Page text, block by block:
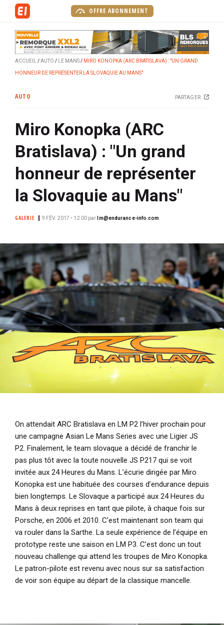
a
l
OFFRE ABONNEMENT
ACCUEIL AUTO LE MANS MIRO KONOPKA (ARC BRATISLAVA) : "UN GRAND
HONNEUR DE REPRÉSENTER LA SLOVAQUIE AU MANS"
AUTO PARTAGER
Miro Konopka (ARC
Bratislava) : "Un grand
honneur de représenter
la Slovaquie au Mans"
GALERIE 9 FÉV. 2017 • 12:00 par lm@endurance-info.com
On attendait ARC Bratislava en LM P2 l’hiver prochain pour
une campagne Asian Le Mans Series avec une Ligier JS
P2. Finalement, le team slovaque a décidé de franchir le
pas plus tôt avec la toute nouvelle JS P217 qui se voit
invitée aux 24 Heures du Mans. L’écurie dirigée par Miro
Konopka est une habituée des courses d’endurance depuis
bien longtemps. Le Slovaque a participé aux 24 Heures du
Mans à deux reprises en tant que pilote, à chaque fois sur
Porsche, en 2006 et 2010. C’est maintenant son team qui
va rouler dans la Sarthe. La seule expérience de l’équipe en
prototype reste une saison en LM P3. C’est donc un tout
nouveau challenge qui attend les troupes de Miro Konopka.
Le patron-pilote est revenu avec nous sur sa satisfaction
de voir son équipe au départ de la classique mancelle.